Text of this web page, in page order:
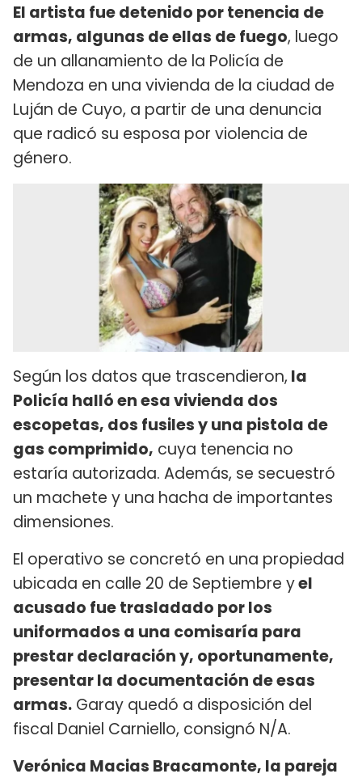
El artista fue detenido por tenencia de
armas, algunas de ellas de fuego, luego
de un allanamiento de la Policía de
Mendoza en una vivienda de la ciudad de
Luján de Cuyo, a partir de una denuncia
que radicó su esposa por violencia de
género.
Según los datos que trascendieron, la
Policía halló en esa vivienda dos
escopetas, dos fusiles y una pistola de
gas comprimido, cuya tenencia no
estaría autorizada. Además, se secuestró
un machete y una hacha de importantes
dimensiones.
El operativo se concretó en una propiedad
ubicada en calle 20 de Septiembre yel
acusado fue trasladado por los
uniformados a una comisaría para
prestar declaración y, oportunamente,
presentar la documentación de esas
armas. Garay quedó a disposición del
fiscal Daniel Carniello, consignó N/A.
Verónica Macias Bracamonte, la pareja